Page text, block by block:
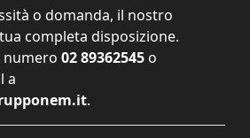
o domanda, il nostro
completa disposizione.
numero 02 89362545 o
a
.